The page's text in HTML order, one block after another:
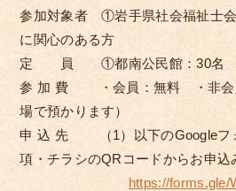
参加対象者 ①岩手県社会福祉士
に関心のある方
定 員 ①都南公民館：30名
参 加 費 ・会員：無料 ・非会
場で預かります）
申 込 先 （1）以下のGoogleフ
項・チラシのQRコードからお申込
https://forms.gle/